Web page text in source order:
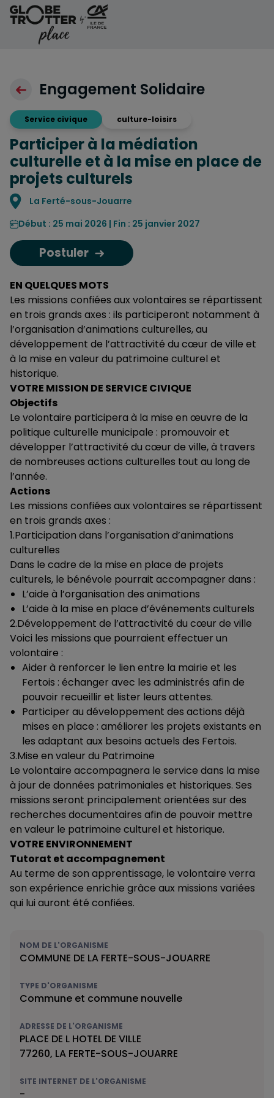
Aller au contenu
Engagement Solidaire
Service civique culture-loisirs
Participer à la médiation
culturelle et à la mise en place de
projets culturels
Localisation
La Ferté-sous-Jouarre
Début : 25 mai 2026 | Fin : 25 janvier 2027
Postuler
EN QUELQUES MOTS
Les missions confiées aux volontaires se répartissent
en trois grands axes : ils participeront notamment à
l’organisation d’animations culturelles, au
développement de l’attractivité du cœur de ville et
à la mise en valeur du patrimoine culturel et
historique.
VOTRE MISSION DE SERVICE CIVIQUE
Objectifs
Le volontaire participera à la mise en œuvre de la
politique culturelle municipale : promouvoir et
développer l’attractivité du cœur de ville, à travers
de nombreuses actions culturelles tout au long de
l’année.
Actions
Les missions confiées aux volontaires se répartissent
en trois grands axes :
1.Participation dans l’organisation d’animations
culturelles
Dans le cadre de la mise en place de projets
culturels, le bénévole pourrait accompagner dans :
L’aide à l’organisation des animations
L’aide à la mise en place d’événements culturels
2.Développement de l’attractivité du cœur de ville
Voici les missions que pourraient effectuer un
volontaire :
Aider à renforcer le lien entre la mairie et les
Fertois : échanger avec les administrés afin de
pouvoir recueillir et lister leurs attentes.
Participer au développement des actions déjà
mises en place : améliorer les projets existants en
les adaptant aux besoins actuels des Fertois.
3.Mise en valeur du Patrimoine
Le volontaire accompagnera le service dans la mise
à jour de données patrimoniales et historiques. Ses
missions seront principalement orientées sur des
recherches documentaires afin de pouvoir mettre
en valeur le patrimoine culturel et historique.
VOTRE ENVIRONNEMENT
Tutorat et accompagnement
Au terme de son apprentissage, le volontaire verra
son expérience enrichie grâce aux missions variées
qui lui auront été confiées.
NOM DE L'ORGANISME
COMMUNE DE LA FERTE-SOUS-JOUARRE
TYPE D'ORGANISME
Commune et commune nouvelle
ADRESSE DE L'ORGANISME
PLACE DE L HOTEL DE VILLE
77260, LA FERTE-SOUS-JOUARRE
SITE INTERNET DE L'ORGANISME
-